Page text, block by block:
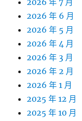
2026 年 7 月
2026 年 6 月
2026 年 5 月
2026 年 4 月
2026 年 3 月
2026 年 2 月
2026 年 1 月
2025 年 12 月
2025 年 10 月